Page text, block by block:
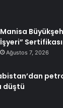
Manisa
İşyeri”
Ağustos 7, 2026
düştü